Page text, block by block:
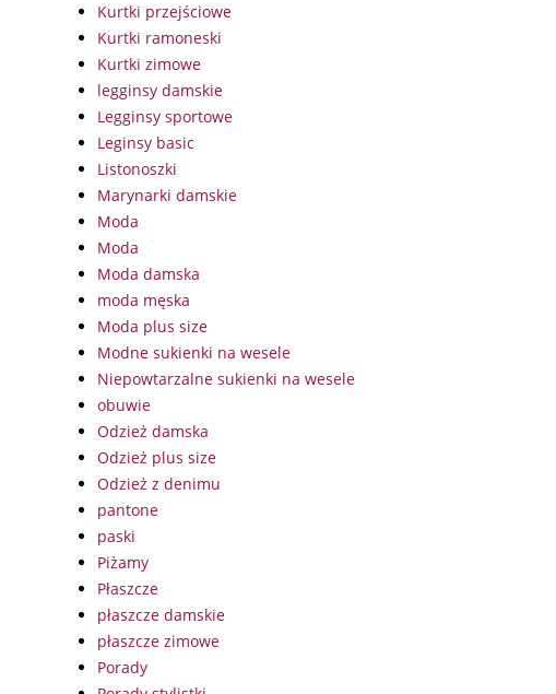
Kurtki przejściowe
Kurtki ramoneski
Kurtki zimowe
legginsy damskie
Legginsy sportowe
Leginsy basic
Listonoszki
Marynarki damskie
Moda
Moda
Moda damska
moda męska
Moda plus size
Modne sukienki na wesele
Niepowtarzalne sukienki na wesele
obuwie
Odzież damska
Odzież plus size
Odzież z denimu
pantone
paski
Piżamy
Płaszcze
płaszcze damskie
płaszcze zimowe
Porady